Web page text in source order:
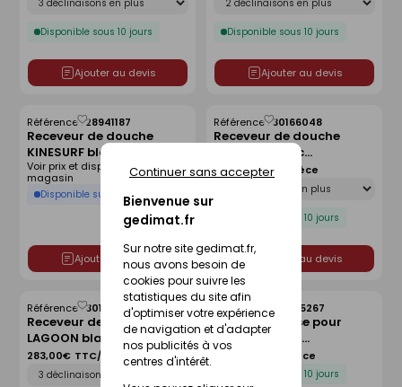
Bienvenue sur
gedimat.fr
Sur notre site gedimat.fr,
nous avons besoin de
cookies pour suivre les
statistiques du site afin
d'optimiser votre expérience
de navigation et d'adapter
nos publicités à vos
centres d'intérêt.
Continuer sans accepter
Disponible sous 10 jours
Ajouter au devis
Disponible sous 10 jours
Ajouter au devis
Receveur de douche
KINESURF blanc -
80x80cm
Référence :28941187
Disponible sur commande
Voir prix et disponibilité en
magasin
Ajouter au devis
Enregistrer
comme
liste
Receveur de douche
LAGOON blanc
antidérapant - 120 x 80
Référence :30166048
Déclinaison
Disponible sous 10 jours
489,00€ TTC/Pièce
Ajouter au devis
Enregistrer
comme
Receveur de douche
LAGOON blanc lisse - 90 x
90 cm
Référence :30166042
283,00€ TTC/Pièce
Enregistrer
comme
liste
Kit de réhausse pour
receveur avec
écoulement linéaire
FUNDO - 120 x 120 cm
Référence :30005267
Disponible sous 10 jours
TTC/Pièce
Enregistrer
comme
liste